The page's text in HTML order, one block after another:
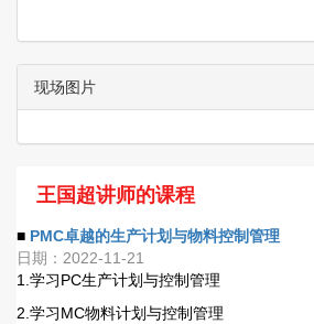
现场图片
王国超讲师的课程
■ PMC卓越的生产计划与物料控制管理
日期：2022-11-21
1.学习PC生产计划与控制管理
2.学习MC物料计划与控制管理